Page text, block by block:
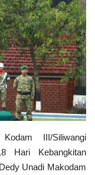
III/Siliwangi
Hari Kebangkitan
Unadi Makodam